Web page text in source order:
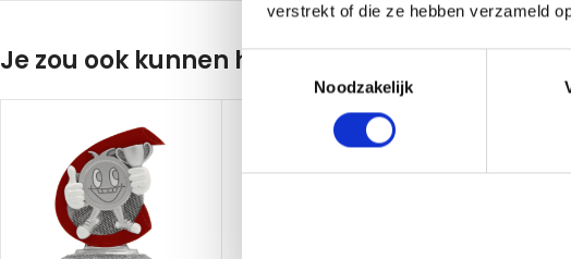
verstrekt of die ze hebben verzameld
Toestemmingsselectie
Noodzakelijk
Je zou ook kunnen houden van …